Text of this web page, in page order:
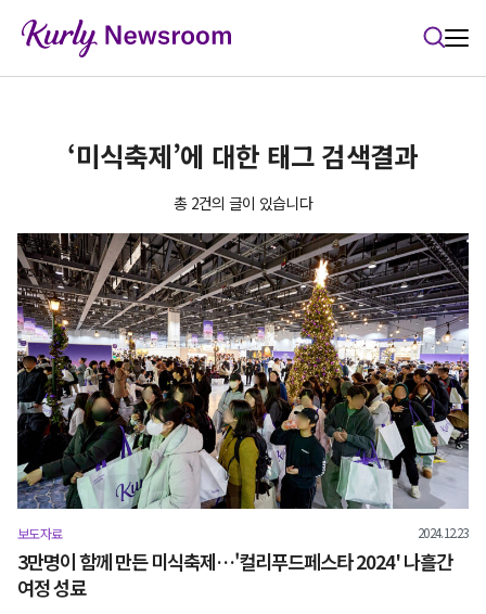
‘미식축제’에 대한 태그 검색결과
총 2건의 글이 있습니다
보도자료 2024.12.23
3만명이 함께 만든 미식축제…'컬리푸드페스타 2024' 나흘간
여정 성료